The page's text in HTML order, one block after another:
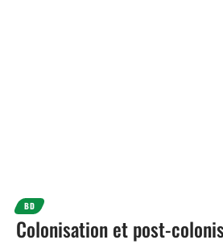
BD
Colonisation et post-